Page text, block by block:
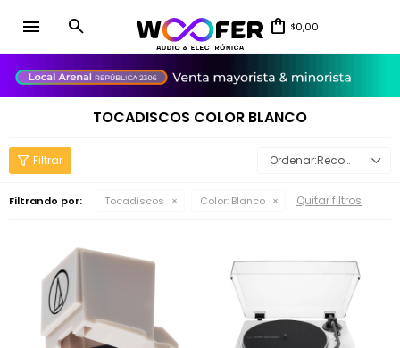
menu $0,00
TOCADISCOS COLOR BLANCO
Recomendados
Filtrando por: Tocadiscos Color: Blanco Quitar filtros
close